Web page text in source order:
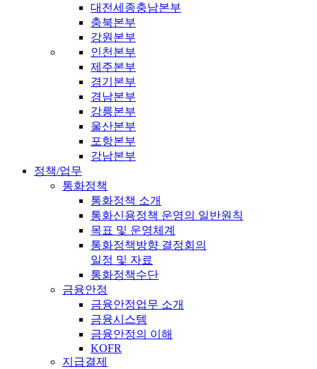
대전세종충남본부
충북본부
강원본부
인천본부
제주본부
경기본부
경남본부
강릉본부
울산본부
포항본부
강남본부
정책/업무
통화정책
통화정책 소개
통화신용정책 운영의 일반원칙
목표 및 운영체계
통화정책방향 결정회의
일정 및 자료
통화정책수단
금융안정
금융안정업무 소개
금융시스템
금융안정의 이해
KOFR
지급결제